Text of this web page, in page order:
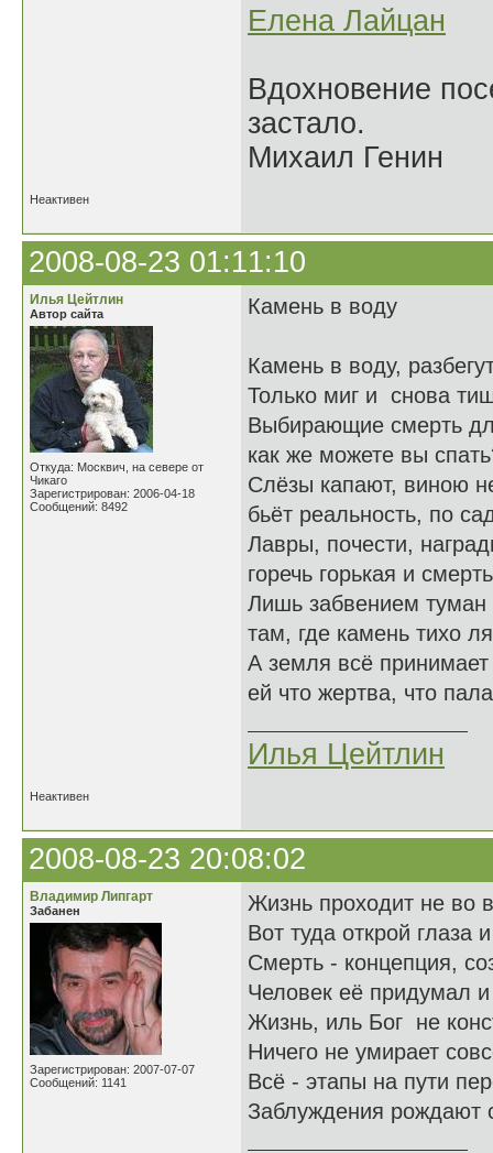
Елена Лайцан
Вдохновение
застало.
Михаил Генин
Неактивен
2008-08-23 01:11:10
Илья Цейтлин
Автор сайта
Откуда: Москвич, на севере от
Чикаго
Зарегистрирован: 2006-04-18
Сообщений: 8492
Камень в воду
Камень в воду,
Только миг и снова
Выбирающие смерть
как же можете вы
Слёзы капают, виною
бьёт реальность, по
Лавры, почести,
горечь горькая и
Лишь забвением туман
там, где камень тихо
А земля всё принимает
ей что жертва, что
Илья Цейтлин
Неактивен
2008-08-23 20:08:02
Владимир Липгарт
Забанен
Зарегистрирован: 2007-07-07
Сообщений: 1141
Жизнь проходит не во
Вот туда открой глаза
Смерть - концепция,
Человек её придумал
Жизнь, иль Бог не
Ничего не умирает
Всё - этапы на пути
Заблуждения рождают